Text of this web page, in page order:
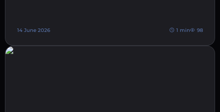
14 June 2026 1 min 98